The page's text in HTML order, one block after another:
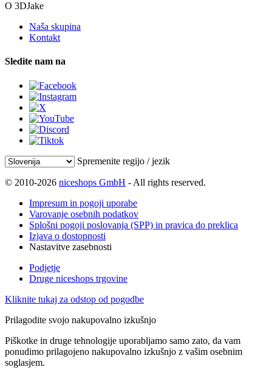
O 3DJake
Naša skupina
Kontakt
Sledite nam na
Spremenite regijo / jezik
© 2010-2026 niceshops GmbH - All rights reserved.
Impresum in pogoji uporabe
Varovanje osebnih podatkov
Splošni pogoji poslovanja (SPP) in pravica do preklica
Izjava o dostopnosti
Nastavitve zasebnosti
Podjetje
Druge niceshops trgovine
Kliknite tukaj za odstop od pogodbe
Prilagodite svojo nakupovalno izkušnjo
Piškotke in druge tehnologije uporabljamo samo zato, da vam
ponudimo prilagojeno nakupovalno izkušnjo z vašim osebnim
soglasjem.